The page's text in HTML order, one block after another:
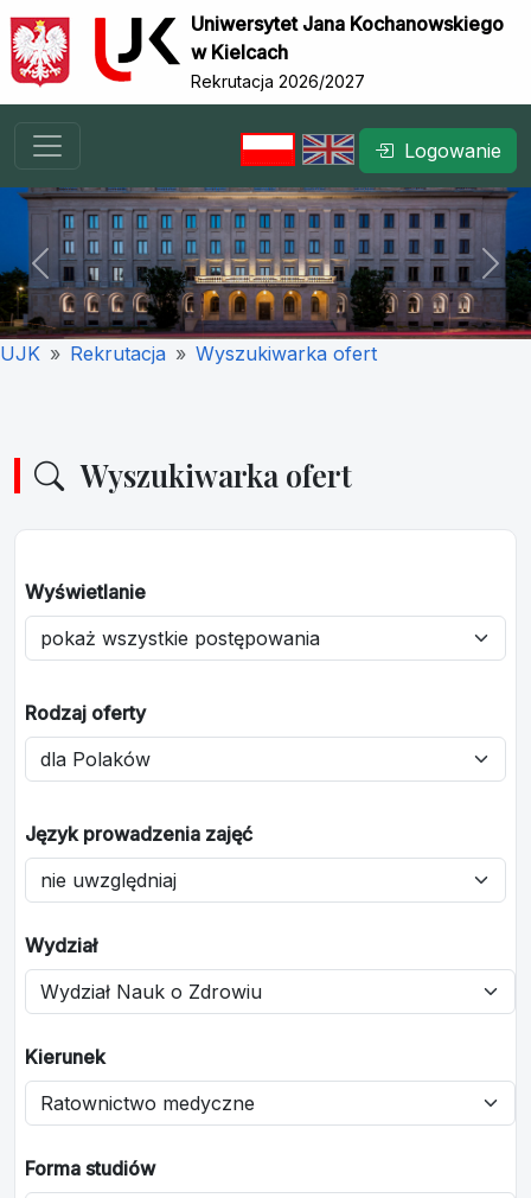
Uniwersytet Jana Kochanowskiego
w Kielcach
Rekrutacja 2026/2027
Logowanie
Previous Next
UJK Rekrutacja Wyszukiwarka ofert
Wyszukiwarka ofert
Wyświetlanie
Rodzaj oferty
Język prowadzenia zajęć
Wydział
Kierunek
Forma studiów